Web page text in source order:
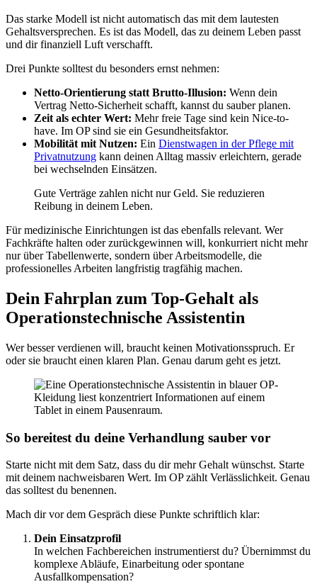
Das starke Modell ist nicht automatisch das mit dem lautesten
Gehaltsversprechen. Es ist das Modell, das zu deinem Leben passt
und dir finanziell Luft verschafft.
Drei Punkte solltest du besonders ernst nehmen:
Netto-Orientierung statt Brutto-Illusion: Wenn dein
Vertrag Netto-Sicherheit schafft, kannst du sauber planen.
Zeit als echter Wert: Mehr freie Tage sind kein Nice-to-
have. Im OP sind sie ein Gesundheitsfaktor.
Mobilität mit Nutzen: Ein Dienstwagen in der Pflege mit
Privatnutzung kann deinen Alltag massiv erleichtern, gerade
bei wechselnden Einsätzen.
Gute Verträge zahlen nicht nur Geld. Sie reduzieren
Reibung in deinem Leben.
Für medizinische Einrichtungen ist das ebenfalls relevant. Wer
Fachkräfte halten oder zurückgewinnen will, konkurriert nicht mehr
nur über Tabellenwerte, sondern über Arbeitsmodelle, die
professionelles Arbeiten langfristig tragfähig machen.
Dein Fahrplan zum Top-Gehalt als
Operationstechnische Assistentin
Wer besser verdienen will, braucht keinen Motivationsspruch. Er
oder sie braucht einen klaren Plan. Genau darum geht es jetzt.
So bereitest du deine Verhandlung sauber vor
Starte nicht mit dem Satz, dass du dir mehr Gehalt wünschst. Starte
mit deinem nachweisbaren Wert. Im OP zählt Verlässlichkeit. Genau
das solltest du benennen.
Mach dir vor dem Gespräch diese Punkte schriftlich klar:
Dein Einsatzprofil
In welchen Fachbereichen instrumentierst du? Übernimmst du
komplexe Abläufe, Einarbeitung oder spontane
Ausfallkompensation?